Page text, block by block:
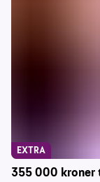
355 000
EXTRA